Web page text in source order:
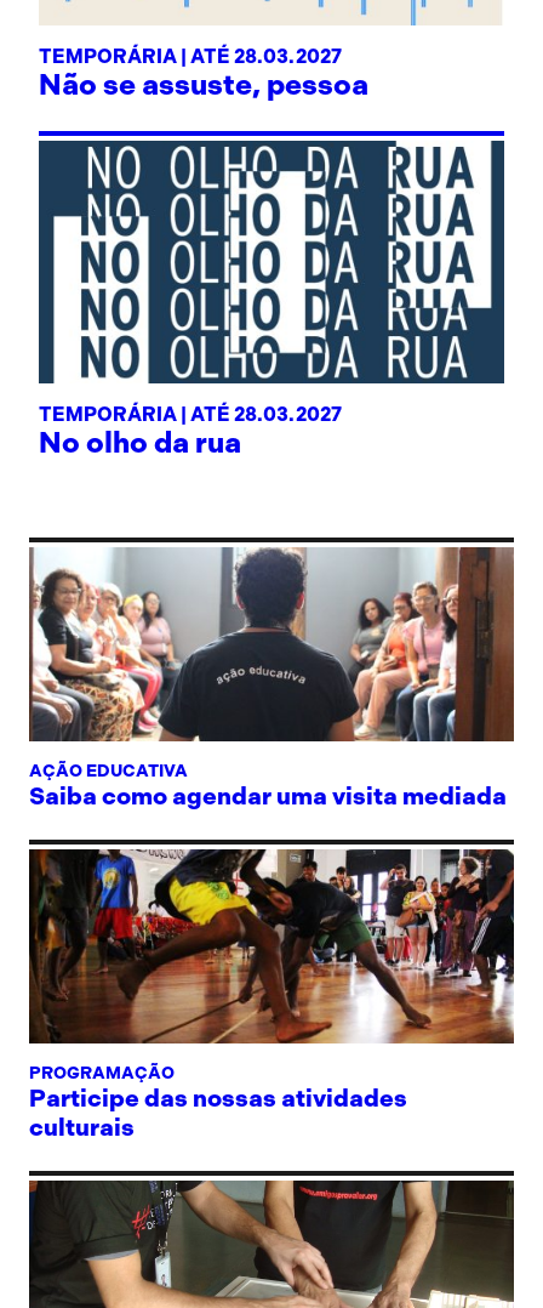
TEMPORÁRIA | ATÉ 28.03.2027
Não se assuste, pessoa
TEMPORÁRIA | ATÉ 28.03.2027
No olho da rua
AÇÃO EDUCATIVA
Saiba como agendar uma visita mediada
PROGRAMAÇÃO
Participe das nossas atividades
culturais